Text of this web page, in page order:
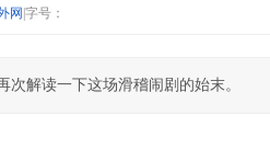
网 字号：
次解读一下这场滑稽闹剧的始末。